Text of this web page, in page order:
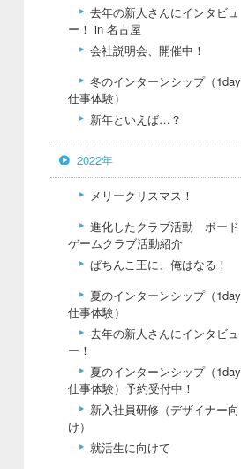
去年の新人さんにインタビュ
ー！ in 名古屋
会社説明会、開催中！
冬のインターンシップ（1day
仕事体験）
新年といえば…？
2022年
メリークリスマス！
進化したクラブ活動 ボード
ゲームクラブ活動紹介
ぱちんこ王に、俺はなる！
夏のインターンシップ（1day
仕事体験）
去年の新人さんにインタビュ
ー！
夏のインターンシップ（1day
仕事体験）予約受付中！
新入社員研修（デザイナー向
け）
就活生に向けて